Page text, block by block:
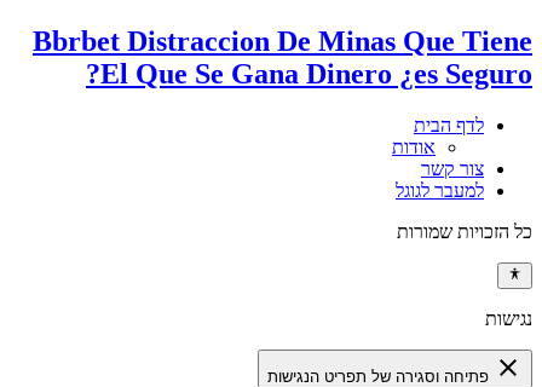
Bbrbet Distraccion De Minas Que Tiene
El Que Se Gana Dinero ¿es Seguro?
לדף הבית
אודות
צור קשר
למעבר לגוגל
כל הזכויות שמורות
נגישות
close פתיחה וסגירה של תפריט הנגישות